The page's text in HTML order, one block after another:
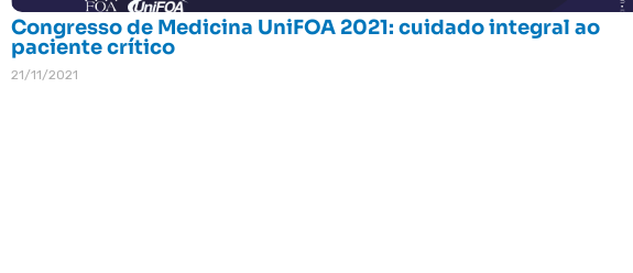
Congresso de Medicina UniFOA 2021: cuidado integral ao
paciente crítico
21/11/2021